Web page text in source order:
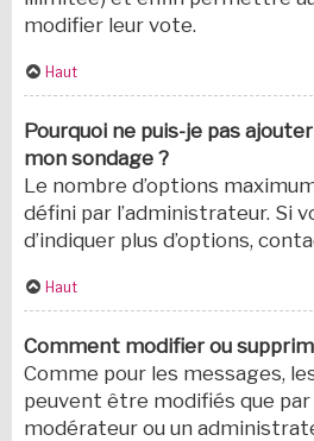
modifier leur vote.
Haut
Pourquoi ne puis-je pas
mon sondage ?
Le nombre d’options
défini par l’administrateur. Si
d’indiquer plus d’options,
Haut
Comment modifier ou
Comme pour les messages,
peuvent être modifiés que par
modérateur ou un